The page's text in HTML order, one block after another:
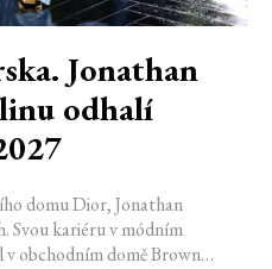
Jonathan
odhalí
domu Dior, Jonathan
Svou kariéru v módním
obchodním domě Brown